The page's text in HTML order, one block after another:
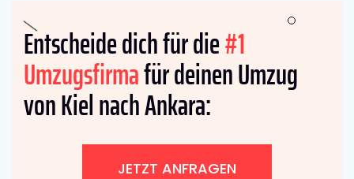
Entscheide dich für die#1
Umzugsfirmafür deinen Umzug
von Kiel nach Ankara:
JETZT ANFRAGEN